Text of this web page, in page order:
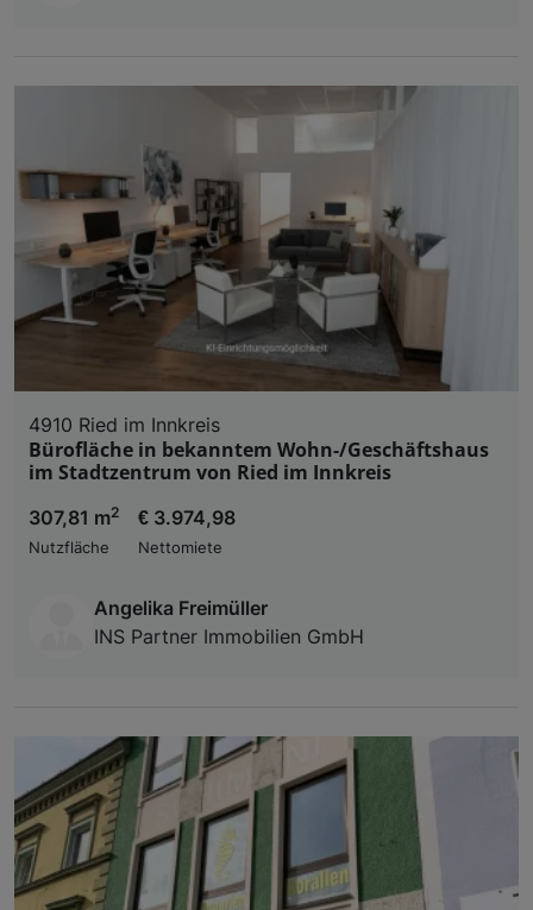
4910 Ried im Innkreis
Bürofläche in bekanntem Wohn-/Geschäftshaus
im Stadtzentrum von Ried im Innkreis
307,81 m2
Nutzfläche
€ 3.974,98
Nettomiete
Angelika Freimüller
INS Partner Immobilien GmbH